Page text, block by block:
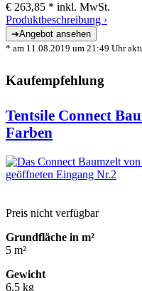
€ 263,85 * inkl. MwSt.
Produktbeschreibung ›
* am 11.08.2019 um 21:49 Uhr
Kaufempfehlung
Tentsile Connect
Farben
Preis nicht verfügbar
Grundfläche in m²
5 m²
Gewicht
6,5 kg